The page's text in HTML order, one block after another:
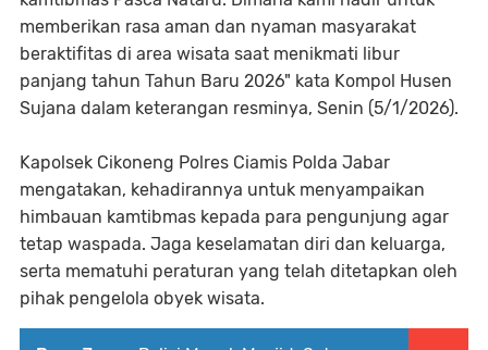
memberikan rasa aman dan nyaman masyarakat
beraktifitas di area wisata saat menikmati libur
panjang tahun Tahun Baru 2026" kata Kompol Husen
Sujana dalam keterangan resminya, Senin (5/1/2026).
Kapolsek Cikoneng Polres Ciamis Polda Jabar
mengatakan, kehadirannya untuk menyampaikan
himbauan kamtibmas kepada para pengunjung agar
tetap waspada. Jaga keselamatan diri dan keluarga,
serta mematuhi peraturan yang telah ditetapkan oleh
pihak pengelola obyek wisata.